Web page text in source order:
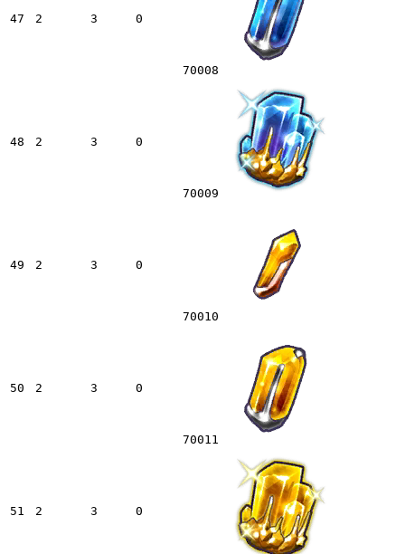
47 2 3 0
70008
48 2 3 0
70009
49 2 3 0
70010
50 2 3 0
70011
51 2 3 0